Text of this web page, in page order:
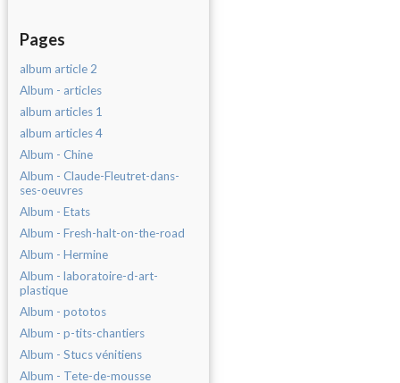
Pages
album article 2
Album - articles
album articles 1
album articles 4
Album - Chine
Album - Claude-Fleutret-dans-
ses-oeuvres
Album - Etats
Album - Fresh-halt-on-the-road
Album - Hermine
Album - laboratoire-d-art-
plastique
Album - pototos
Album - p-tits-chantiers
Album - Stucs vénitiens
Album - Tete-de-mousse